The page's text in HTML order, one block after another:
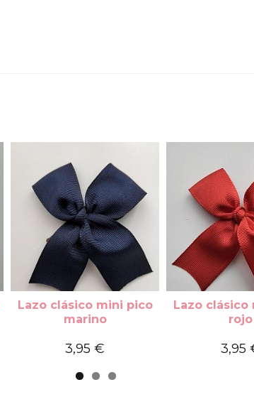
Lazo clásico mini pico
marino
3,95 €
Lazo clásico
rojo
3,95